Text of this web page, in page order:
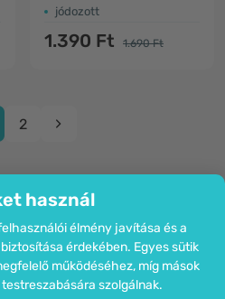
használ
élmény javítása és a
érdekében. Egyes sütik
működéséhez, míg mások
szolgálnak.
jódozott
1.390 Ft 1.690 Ft
2